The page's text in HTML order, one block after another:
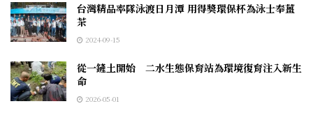
台灣精品率隊泳渡日月潭 用得獎環保杯為泳士奉薑
茶
2024-09-15
從一鏟土開始 二水生態保育站為環境復育注入新生
命
2026-05-01